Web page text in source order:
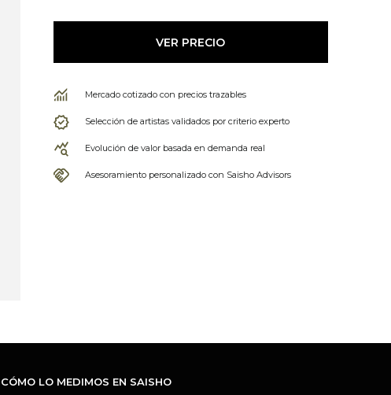
VER PRECIO
Mercado cotizado con precios trazables
Selección de artistas validados por criterio experto
Evolución de valor basada en demanda real
Asesoramiento personalizado con Saisho Advisors
CÓMO LO MEDIMOS EN SAISHO